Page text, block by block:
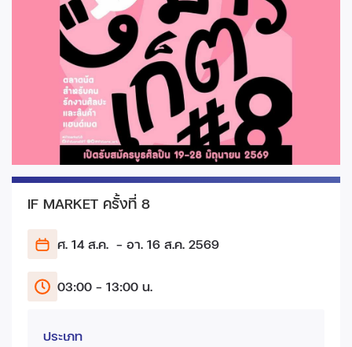
IF MARKET ครั้งที่ 8
ศ. 14 ส.ค. - อา. 16 ส.ค. 2569
03:00 - 13:00 น.
ประเภท